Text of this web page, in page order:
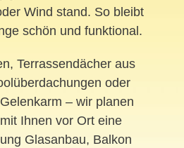
Wind stand. So bleibt
schön und funktional.
Terrassendächer aus
oder
– wir planen
Ihnen vor Ort eine
Glasanbau, Balkon